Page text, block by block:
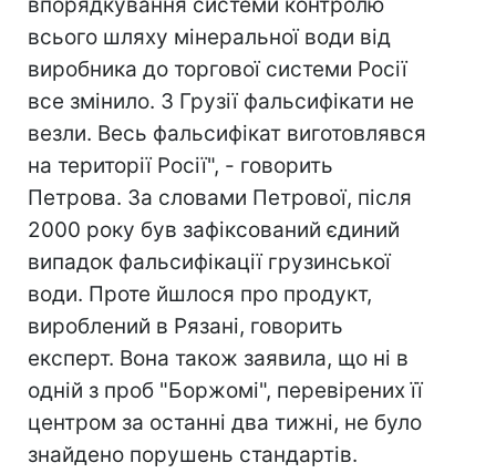
всього шляху мінеральної води від
виробника до торгової системи Росії
все змінило. З Грузії фальсифікати не
везли. Весь фальсифікат виготовлявся
на території Росії", - говорить
Петрова. За словами Петрової, після
2000 року був зафіксований єдиний
випадок фальсифікації грузинської
води. Проте йшлося про продукт,
вироблений в Рязані, говорить
експерт. Вона також заявила, що ні в
одній з проб "Боржомі", перевірених її
центром за останні два тижні, не було
знайдено порушень стандартів.